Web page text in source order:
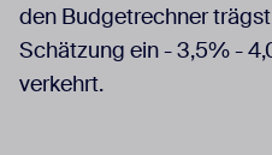
den Budgetrechner
Schätzung ein - 3,5% -
verkehrt.